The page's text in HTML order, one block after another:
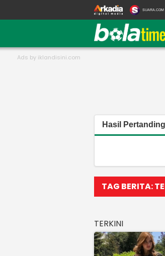
SUARA.COM
Hasil
TAG BERITA:
TERKINI